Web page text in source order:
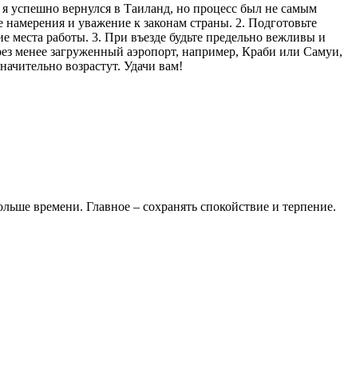
успешно вернулся в Таиланд, но процесс был не самым
и уважение к законам страны. 2. Подготовьте
места работы. 3. При въезде будьте предельно вежливы и
менее загруженный аэропорт, например, Краби или Самуи,
возрастут. Удачи вам!
времени. Главное – сохранять спокойствие и терпение.